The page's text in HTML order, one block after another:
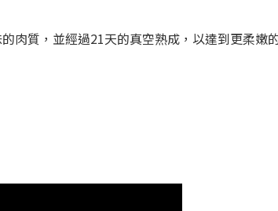
肉質，並經過21天的真空熟成，以達到更柔嫩